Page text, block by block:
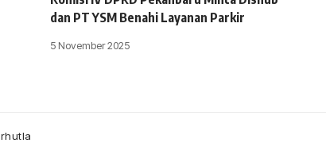
dan PT YSM Benahi Layanan Parkir
5 November 2025